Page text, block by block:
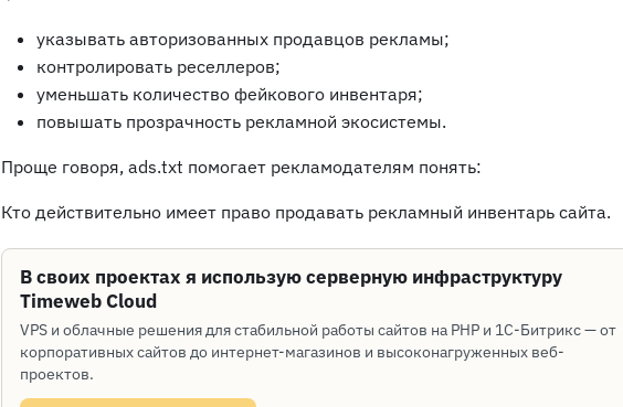
указывать авторизованных продавцов рекламы;
контролировать реселлеров;
уменьшать количество фейкового инвентаря;
повышать прозрачность рекламной экосистемы.
Проще говоря, ads.txt помогает рекламодателям понять:
Кто действительно имеет право продавать рекламный инвентарь сайта.
В своих проектах я использую серверную инфраструктуру
Timeweb Cloud
VPS и облачные решения для стабильной работы сайтов на PHP и 1С-Битрикс — от
корпоративных сайтов до интернет-магазинов и высоконагруженных веб-
проектов.